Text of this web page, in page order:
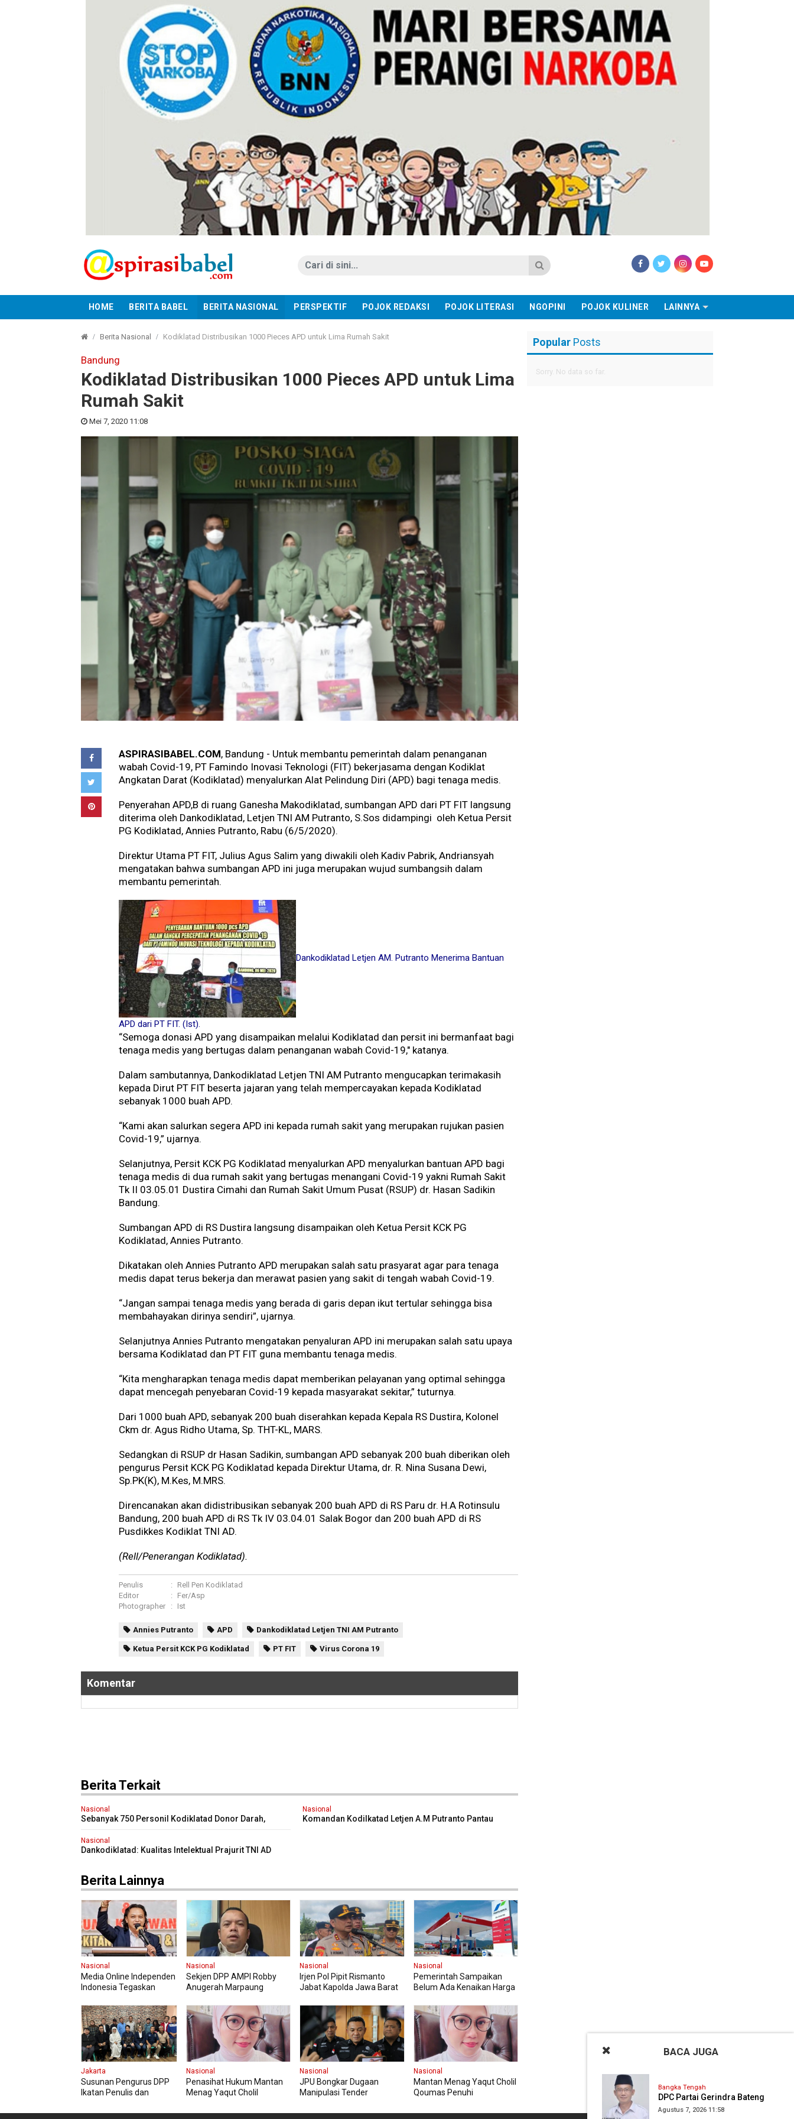
HOME BERITA BABEL BERITA NASIONAL PERSPEKTIF POJOK REDAKSI POJOK LITERASI NGOPINI POJOK KULINER LAINNYA
Berita Nasional Kodiklatad Distribusikan 1000 Pieces APD untuk Lima Rumah Sakit
Bandung
Kodiklatad Distribusikan 1000 Pieces APD untuk Lima
Rumah Sakit
Mei 7, 2020 11:08
ASPIRASIBABEL.COM, Bandung - Untuk membantu pemerintah dalam penanganan
wabah Covid-19, PT Famindo Inovasi Teknologi (FIT) bekerjasama dengan Kodiklat
Angkatan Darat (Kodiklatad) menyalurkan Alat Pelindung Diri (APD) bagi tenaga medis.
Penyerahan APD,B di ruang Ganesha Makodiklatad, sumbangan APD dari PT FIT langsung
diterima oleh Dankodiklatad, Letjen TNI AM Putranto, S.Sos didampingi oleh Ketua Persit
PG Kodiklatad, Annies Putranto, Rabu (6/5/2020).
Direktur Utama PT FIT, Julius Agus Salim yang diwakili oleh Kadiv Pabrik, Andriansyah
mengatakan bahwa sumbangan APD ini juga merupakan wujud sumbangsih dalam
membantu pemerintah.
Dankodiklatad Letjen AM. Putranto Menerima Bantuan
APD dari PT FIT. (Ist).
“Semoga donasi APD yang disampaikan melalui Kodiklatad dan persit ini bermanfaat bagi
tenaga medis yang bertugas dalam penanganan wabah Covid-19," katanya.
Dalam sambutannya, Dankodiklatad Letjen TNI AM Putranto mengucapkan terimakasih
kepada Dirut PT FIT beserta jajaran yang telah mempercayakan kepada Kodiklatad
sebanyak 1000 buah APD.
“Kami akan salurkan segera APD ini kepada rumah sakit yang merupakan rujukan pasien
Covid-19,” ujarnya.
Selanjutnya, Persit KCK PG Kodiklatad menyalurkan APD menyalurkan bantuan APD bagi
tenaga medis di dua rumah sakit yang bertugas menangani Covid-19 yakni Rumah Sakit
Tk II 03.05.01 Dustira Cimahi dan Rumah Sakit Umum Pusat (RSUP) dr. Hasan Sadikin
Bandung.
Sumbangan APD di RS Dustira langsung disampaikan oleh Ketua Persit KCK PG
Kodiklatad, Annies Putranto.
Dikatakan oleh Annies Putranto APD merupakan salah satu prasyarat agar para tenaga
medis dapat terus bekerja dan merawat pasien yang sakit di tengah wabah Covid-19.
“Jangan sampai tenaga medis yang berada di garis depan ikut tertular sehingga bisa
membahayakan dirinya sendiri”, ujarnya.
Selanjutnya Annies Putranto mengatakan penyaluran APD ini merupakan salah satu upaya
bersama Kodiklatad dan PT FIT guna membantu tenaga medis.
“Kita mengharapkan tenaga medis dapat memberikan pelayanan yang optimal sehingga
dapat mencegah penyebaran Covid-19 kepada masyarakat sekitar,” tuturnya.
Dari 1000 buah APD, sebanyak 200 buah diserahkan kepada Kepala RS Dustira, Kolonel
Ckm dr. Agus Ridho Utama, Sp. THT-KL, MARS.
Sedangkan di RSUP dr Hasan Sadikin, sumbangan APD sebanyak 200 buah diberikan oleh
pengurus Persit KCK PG Kodiklatad kepada Direktur Utama, dr. R. Nina Susana Dewi,
Sp.PK(K), M.Kes, M.MRS.
Direncanakan akan didistribusikan sebanyak 200 buah APD di RS Paru dr. H.A Rotinsulu
Bandung, 200 buah APD di RS Tk IV 03.04.01 Salak Bogor dan 200 buah APD di RS
Pusdikkes Kodiklat TNI AD.
(Rell/Penerangan Kodiklatad).
Penulis :
Rell Pen Kodiklatad
Editor
:
Fer/Asp
Photographer
: Ist
Annies Putranto APD Dankodiklatad Letjen TNI AM Putranto
Ketua Persit KCK PG Kodiklatad PT FIT Virus Corona 19
Komentar
Berita Terkait
Nasional
Sebanyak 750 Personil Kodiklatad Donor Darah,
Membutuhkan
Nasional
Komandan Kodilkatad Letjen A.M Putranto Pantau
Nasional
Dankodiklatad: Kualitas Intelektual Prajurit TNI AD
Berita Lainnya
Nasional
Media Online Independen
Indonesia Tegaskan
Laporan Polisi terhadap
Hotman Paris
Nasional
Sekjen DPP AMPI Robby
Anugerah Marpaung
FASI Sumut XIII
Nasional
Irjen Pol Pipit Rismanto
Jabat Kapolda Jawa Barat
Nasional
Pemerintah Sampaikan
Belum Ada Kenaikan Harga
Masyarakat Diimbau
Tenang
Jakarta
Susunan Pengurus DPP
Ikatan Penulis dan
Nasional
Penasihat Hukum Mantan
Menag Yaqut Cholil
Menghormati Proses
Nasional
JPU Bongkar Dugaan
Manipulasi Tender
Nasional
Mantan Menag Yaqut Cholil
Qoumas Penuhi
Dengan Kooperatif
Popular Posts
Sorry. No data so far.
BACAJUGA
Bangka Tengah
DPC Partai Gerindra Bateng
Akan Melaksanakan
Pendidikan Politik
Agustus 7, 2026 11:58